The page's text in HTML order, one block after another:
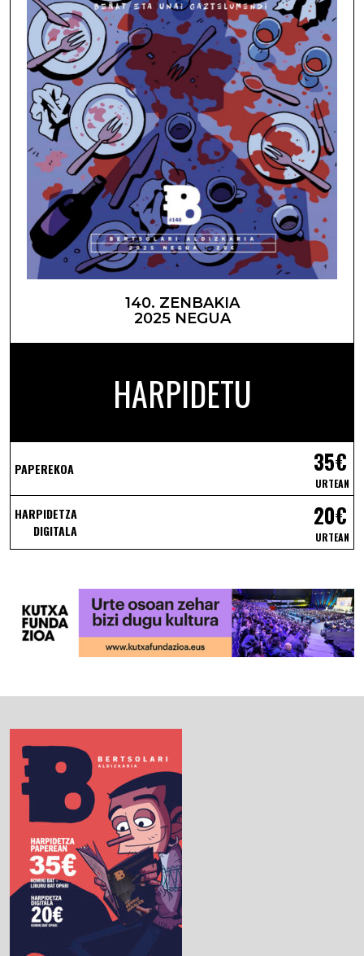
140. ZENBAKIA
2025 NEGUA
HARPIDETU
PAPEREKOA 35€
URTEAN
HARPIDETZA
DIGITALA
20€
URTEAN